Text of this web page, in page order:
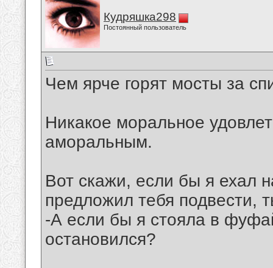
Кудряшка298
Постоянный пользователь
Чем ярче горят мосты за
Никакое моральное
аморальным.
Вот скажи, если бы я ехал
предложил тебя подвести,
-А если бы я стояла в
остановился?